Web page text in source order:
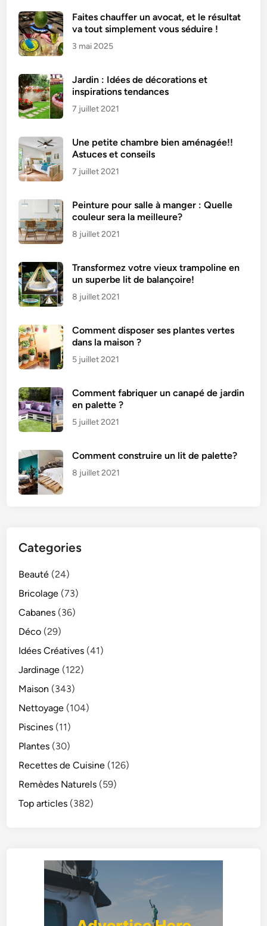
t
e
s
a
m
b
m
z
a
r
e
a
Faites chauffer un avocat, et le résultat
va tout simplement vous séduire !
3 mai 2025
Jardin : Idées de décorations et
inspirations tendances
7 juillet 2021
Une petite chambre bien aménagée!!
Astuces et conseils
7 juillet 2021
Peinture pour salle à manger : Quelle
couleur sera la meilleure?
8 juillet 2021
Transformez votre vieux trampoline en
un superbe lit de balançoire!
8 juillet 2021
Comment disposer ses plantes vertes
dans la maison ?
5 juillet 2021
Comment fabriquer un canapé de jardin
en palette ?
5 juillet 2021
Comment construire un lit de palette?
8 juillet 2021
Categories
Beauté (24)
Bricolage (73)
Cabanes (36)
Déco (29)
Idées Créatives (41)
Jardinage (122)
Maison (343)
Nettoyage (104)
Piscines (11)
Plantes (30)
Recettes de Cuisine (126)
Remèdes Naturels (59)
Top articles (382)